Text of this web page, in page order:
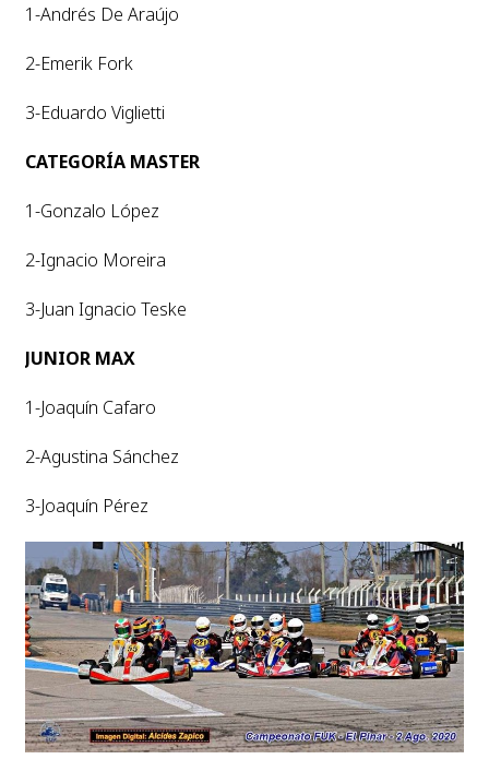
1-Andrés De Araújo
2-Emerik Fork
3-Eduardo Viglietti
CATEGORÍA MASTER
1-Gonzalo López
2-Ignacio Moreira
3-Juan Ignacio Teske
JUNIOR MAX
1-Joaquín Cafaro
2-Agustina Sánchez
3-Joaquín Pérez